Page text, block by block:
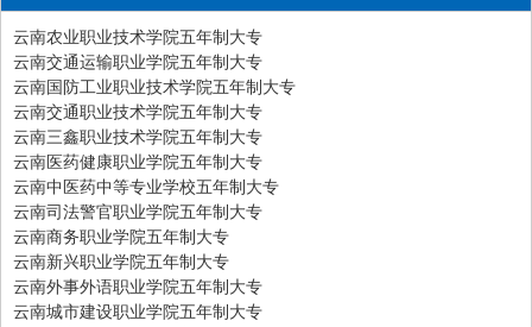
云南农业职业技术学院五年制大专
云南交通运输职业学院五年制大专
云南国防工业职业技术学院五年制大专
云南交通职业技术学院五年制大专
云南三鑫职业技术学院五年制大专
云南医药健康职业学院五年制大专
云南中医药中等专业学校五年制大专
云南司法警官职业学院五年制大专
云南商务职业学院五年制大专
云南新兴职业学院五年制大专
云南外事外语职业学院五年制大专
云南城市建设职业学院五年制大专